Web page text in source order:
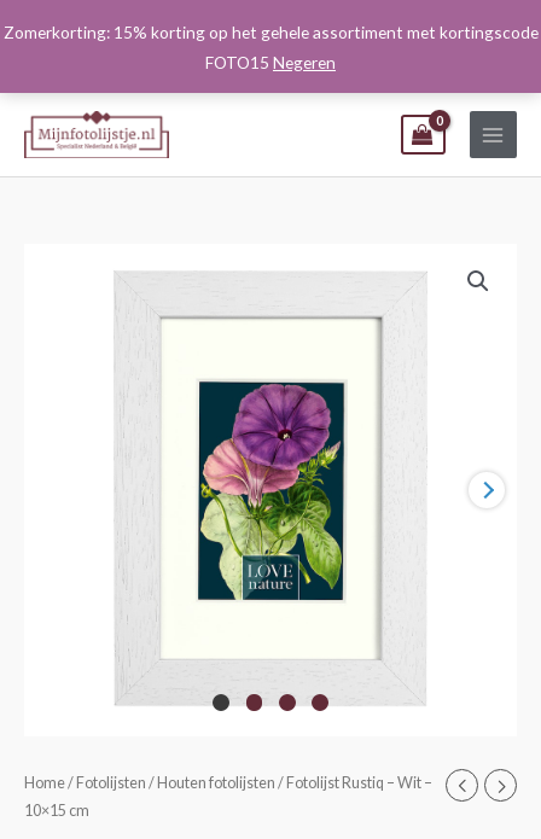
Zomerkorting: 15% korting op het gehele assortiment met kortingscode
FOTO15 Negeren
naar
Home/ Fotolijsten / Houten fotolijsten / Fotolijst Rustiq – Wit –
10×15 cm
Fotolijst
Rustiq